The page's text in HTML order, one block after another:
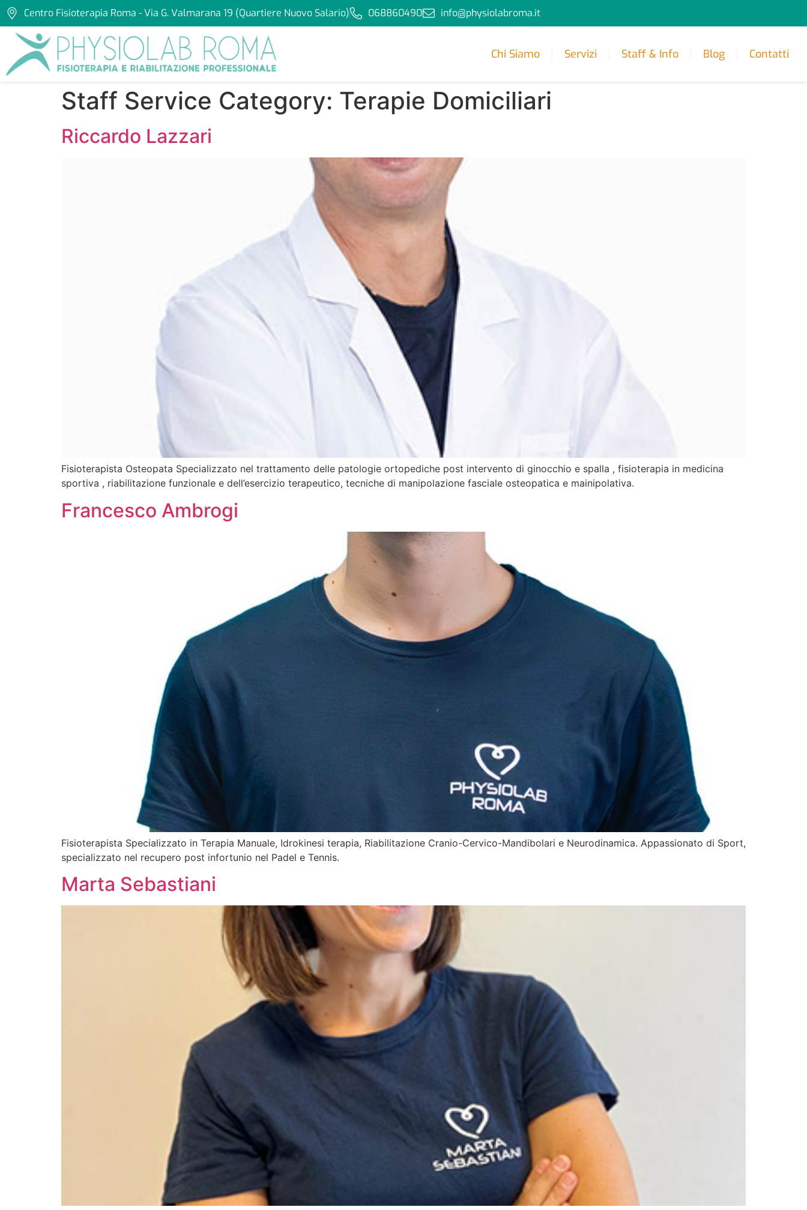
Centro Fisioterapia Roma - Via G. Valmarana 19 (Quartiere Nuovo Salario) 068860490 info@physiolabroma.it
Chi Siamo Servizi Staff & Info Blog Contatti
Staff Service Category: Terapie Domiciliari
Riccardo Lazzari
Fisioterapista Osteopata Specializzato nel trattamento delle patologie ortopediche post intervento di ginocchio e spalla , fisioterapia in medicina
sportiva , riabilitazione funzionale e dell’esercizio terapeutico, tecniche di manipolazione fasciale osteopatica e mainipolativa.
Francesco Ambrogi
Fisioterapista Specializzato in Terapia Manuale, Idrokinesi terapia, Riabilitazione Cranio-Cervico-Mandibolari e Neurodinamica. Appassionato di Sport,
specializzato nel recupero post infortunio nel Padel e Tennis.
Marta Sebastiani